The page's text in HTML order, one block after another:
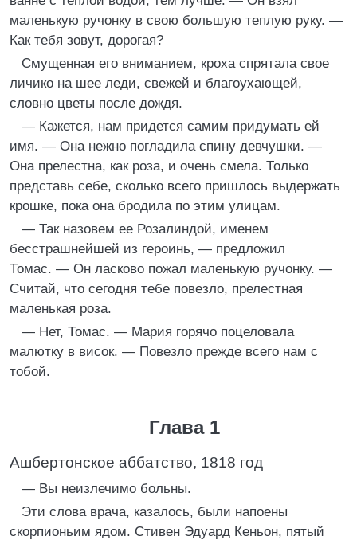
маленькую ручонку в свою большую теплую руку. —
Как тебя зовут, дорогая?
Смущенная его вниманием, кроха спрятала свое
личико на шее леди, свежей и благоухающей,
словно цветы после дождя.
— Кажется, нам придется самим придумать ей
имя. — Она нежно погладила спину девчушки. —
Она прелестна, как роза, и очень смела. Только
представь себе, сколько всего пришлось выдержать
крошке, пока она бродила по этим улицам.
— Так назовем ее Розалиндой, именем
бесстрашнейшей из героинь, — предложил
Томас. — Он ласково пожал маленькую ручонку. —
Считай, что сегодня тебе повезло, прелестная
маленькая роза.
— Нет, Томас. — Мария горячо поцеловала
малютку в висок. — Повезло прежде всего нам с
тобой.
Глава 1
Ашбертонское аббатство, 1818 год
— Вы неизлечимо больны.
Эти слова врача, казалось, были напоены
скорпионьим ядом. Стивен Эдуард Кеньон, пятый